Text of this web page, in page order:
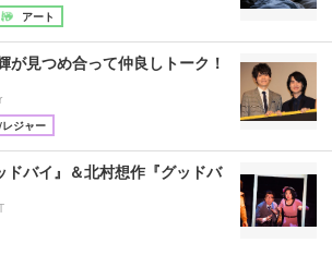
アート
が見つめ合って仲良しトーク！
ジャー
ドバイ』＆北村想作『グッドバ